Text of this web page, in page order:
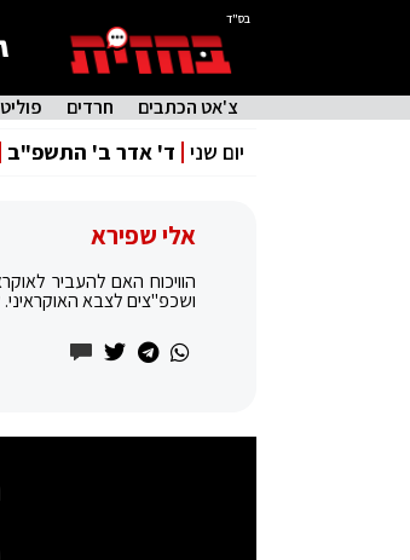
בס"ד
צ'אט הכתבים חרדים
יום שני ד' אדר ב' התשפ"ב
אלי שפירא
‏הוויכוח האם להעביר
ושכפ"צים לצבא